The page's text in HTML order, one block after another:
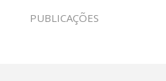
PUBLICAÇÕES